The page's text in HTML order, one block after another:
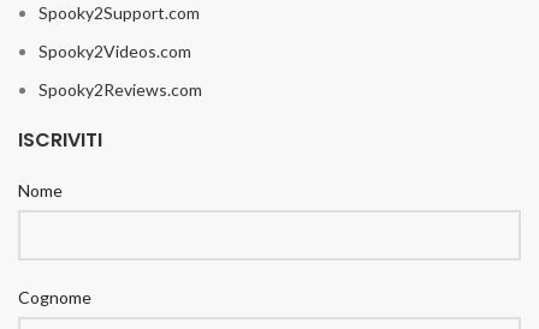
Spooky2Support.com
Spooky2Videos.com
Spooky2Reviews.com
ISCRIVITI
Nome
Cognome